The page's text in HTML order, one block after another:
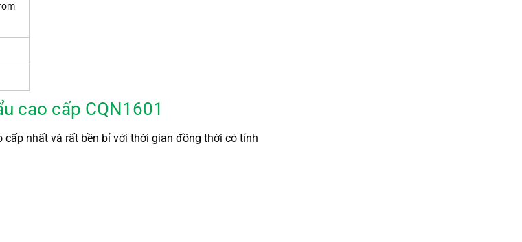
cao cấp CQN1601
cấp nhất và rất bền bỉ với thời gian đồng thời có tính